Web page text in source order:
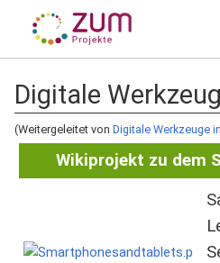
Digitale
(Weitergeleitet von Digitale Werkzeuge
Wikiprojekt zu dem